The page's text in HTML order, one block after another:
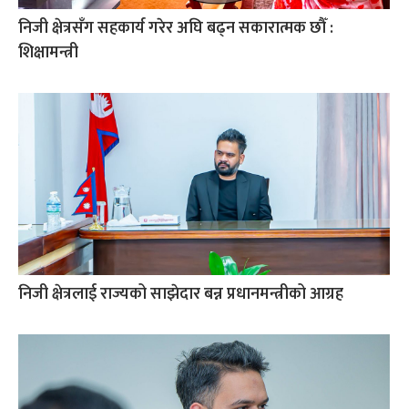
निजी क्षेत्रसँग सहकार्य गरेर अघि बढ्न सकारात्मक छौँ :
शिक्षामन्त्री
निजी क्षेत्रलाई राज्यको साझेदार बन्न प्रधानमन्त्रीको आग्रह